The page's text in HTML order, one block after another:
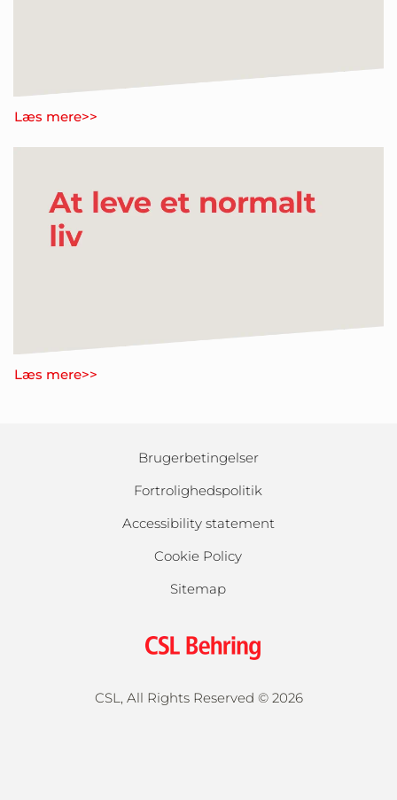
Læs mere>>
Læs mere>>
Brugerbetingelser
Fortrolighedspolitik
Accessibility statement
Cookie Policy
Sitemap
CSL, All Rights Reserved © 2026